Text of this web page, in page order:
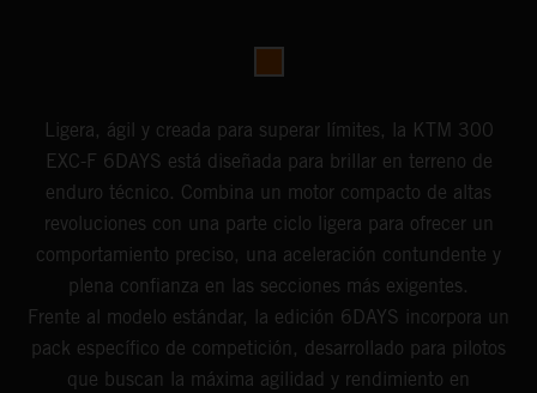
Ligera, ágil y creada para superar límites, la KTM 300
EXC-F 6DAYS está diseñada para brillar en terreno de
enduro técnico. Combina un motor compacto de altas
revoluciones con una parte ciclo ligera para ofrecer un
comportamiento preciso, una aceleración contundente y
plena confianza en las secciones más exigentes.
Frente al modelo estándar, la edición 6DAYS incorpora un
pack específico de competición, desarrollado para pilotos
que buscan la máxima agilidad y rendimiento en